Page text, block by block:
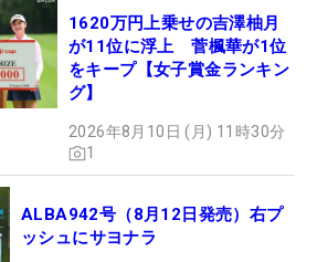
1620万円上乗せの吉澤柚月
が11位に浮上 菅楓華が1位
をキープ【女子賞金ランキン
グ】
2026年8月10日 (月) 11時30分
1
ALBA942号（8月12日発売）右プ
ッシュにサヨナラ